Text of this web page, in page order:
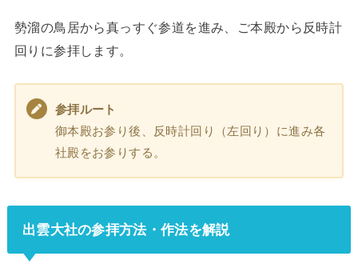
勢溜の鳥居から真っすぐ参道を進み、ご本殿から反時計
回りに参拝します。
参拝ルート
御本殿お参り後、反時計回り（左回り）に進み各
社殿をお参りする。
出雲大社の参拝方法・作法を解説